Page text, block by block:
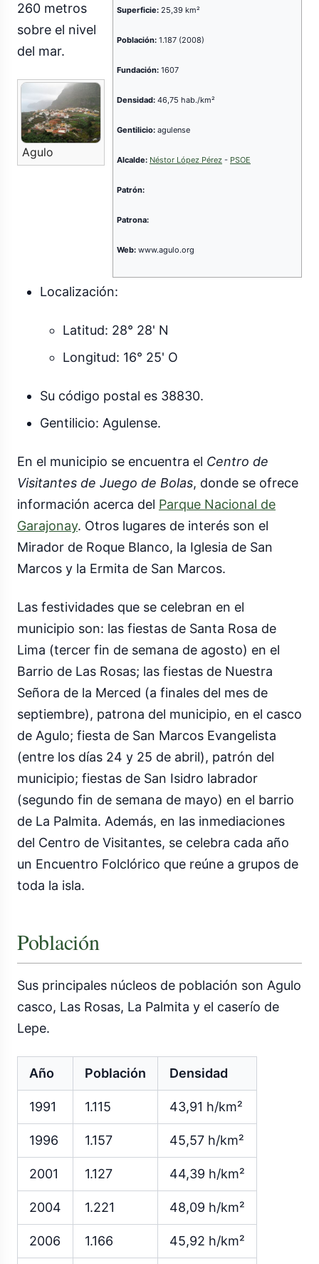
Superficie: 25,39 km²
Población: 1.187 (2008)
Fundación: 1607
Densidad: 46,75 hab./km²
Gentilicio: agulense
Alcalde: Néstor López Pérez - PSOE
Patrón:
Patrona:
Web: www.agulo.org
260 metros
sobre el nivel
del mar.
Agulo
Localización:
Latitud: 28° 28' N
Longitud: 16° 25' O
Su código postal es 38830.
Gentilicio: Agulense.
En el municipio se encuentra el Centro de
Visitantes de Juego de Bolas, donde se ofrece
información acerca del Parque Nacional de
Garajonay. Otros lugares de interés son el
Mirador de Roque Blanco, la Iglesia de San
Marcos y la Ermita de San Marcos.
Las festividades que se celebran en el
municipio son: las fiestas de Santa Rosa de
Lima (tercer fin de semana de agosto) en el
Barrio de Las Rosas; las fiestas de Nuestra
Señora de la Merced (a finales del mes de
septiembre), patrona del municipio, en el casco
de Agulo; fiesta de San Marcos Evangelista
(entre los días 24 y 25 de abril), patrón del
municipio; fiestas de San Isidro labrador
(segundo fin de semana de mayo) en el barrio
de La Palmita. Además, en las inmediaciones
del Centro de Visitantes, se celebra cada año
un Encuentro Folclórico que reúne a grupos de
toda la isla.
Población
Sus principales núcleos de población son Agulo
casco, Las Rosas, La Palmita y el caserío de
Lepe.
Año Población Densidad
1991 1.115 43,91 h/km²
1996 1.157 45,57 h/km²
2001 1.127 44,39 h/km²
2004 1.221 48,09 h/km²
2006 1.166 45,92 h/km²